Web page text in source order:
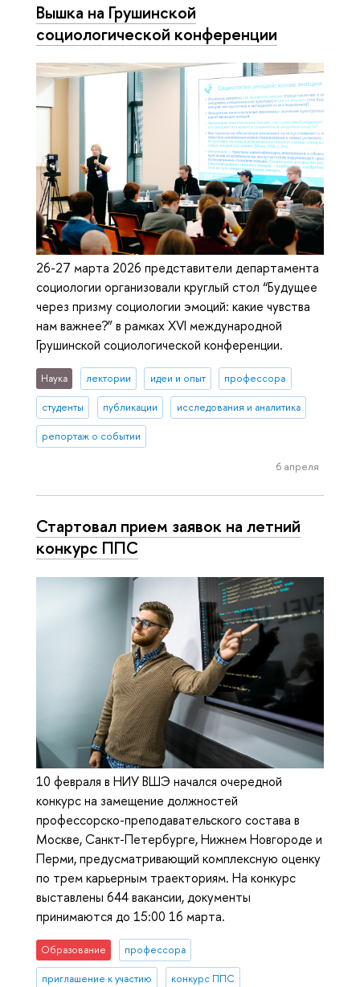
Вышка на Грушинской
социологической конференции
26-27 марта 2026 представители департамента
социологии организовали круглый стол “Будущее
через призму социологии эмоций: какие чувства
нам важнее?” в рамках XVI международной
Грушинской социологической конференции.
Наука лектории идеи и опыт профессора
студенты публикации исследования и аналитика
репортаж о событии
6 апреля
Стартовал прием заявок на летний
конкурс ППС
10 февраля в НИУ ВШЭ начался очередной
конкурс на замещение должностей
профессорско-преподавательского состава в
Москве, Санкт-Петербурге, Нижнем Новгороде и
Перми, предусматривающий комплексную оценку
по трем карьерным траекториям. На конкурс
выставлены 644 вакансии, документы
принимаются до 15:00 16 марта.
Образование профессора
приглашение к участию конкурс ППС